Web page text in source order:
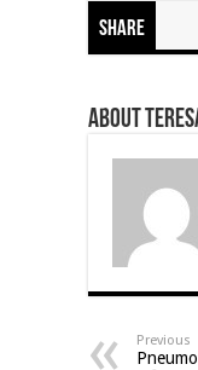
Share
About
Previous